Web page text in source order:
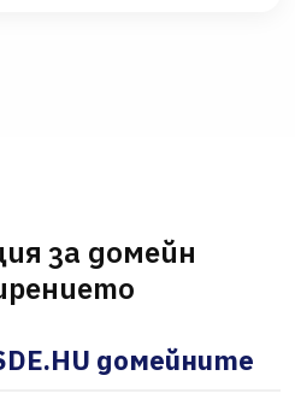
за домейн
домейните